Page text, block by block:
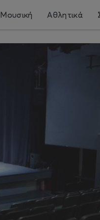
Μουσική Αθλητικά